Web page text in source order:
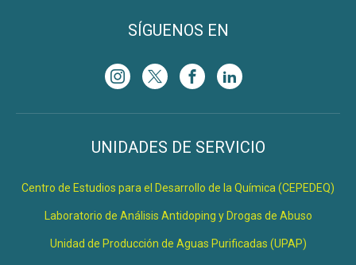
SÍGUENOS EN
UNIDADES DE SERVICIO
Centro de Estudios para el Desarrollo de la Química (CEPEDEQ)
Laboratorio de Análisis Antidoping y Drogas de Abuso
Unidad de Producción de Aguas Purificadas (UPAP)